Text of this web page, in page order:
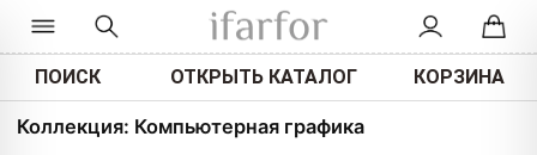
ПОИСК ОТКРЫТЬ КАТАЛОГ КОРЗИНА
Коллекция: Компьютерная графика